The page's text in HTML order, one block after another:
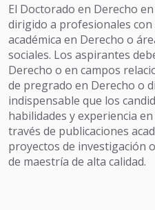
El Doctorado en Derecho
dirigido a profesionales
académica en Derecho o
sociales. Los aspirantes
Derecho o en campos
de pregrado en Derecho o
indispensable que los
habilidades y experiencia
través de publicaciones
proyectos de investigación
de maestría de alta calidad.